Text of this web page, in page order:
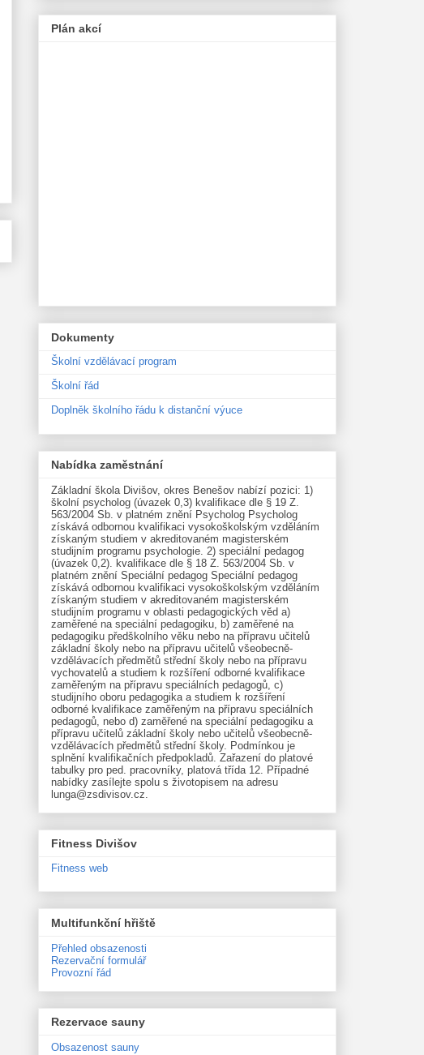
Plán akcí
Dokumenty
Školní vzdělávací program
Školní řád
Doplněk školního řádu k distanční výuce
Nabídka zaměstnání
Základní škola Divišov, okres Benešov nabízí pozici: 1)
školní psycholog (úvazek 0,3) kvalifikace dle § 19 Z.
563/2004 Sb. v platném znění Psycholog Psycholog
získává odbornou kvalifikaci vysokoškolským vzděláním
získaným studiem v akreditovaném magisterském
studijním programu psychologie. 2) speciální pedagog
(úvazek 0,2). kvalifikace dle § 18 Z. 563/2004 Sb. v
platném znění Speciální pedagog Speciální pedagog
získává odbornou kvalifikaci vysokoškolským vzděláním
získaným studiem v akreditovaném magisterském
studijním programu v oblasti pedagogických věd a)
zaměřené na speciální pedagogiku, b) zaměřené na
pedagogiku předškolního věku nebo na přípravu učitelů
základní školy nebo na přípravu učitelů všeobecně-
vzdělávacích předmětů střední školy nebo na přípravu
vychovatelů a studiem k rozšíření odborné kvalifikace
zaměřeným na přípravu speciálních pedagogů, c)
studijního oboru pedagogika a studiem k rozšíření
odborné kvalifikace zaměřeným na přípravu speciálních
pedagogů, nebo d) zaměřené na speciální pedagogiku a
přípravu učitelů základní školy nebo učitelů všeobecně-
vzdělávacích předmětů střední školy. Podmínkou je
splnění kvalifikačních předpokladů. Zařazení do platové
tabulky pro ped. pracovníky, platová třída 12. Případné
nabídky zasílejte spolu s životopisem na adresu
lunga@zsdivisov.cz.
Fitness Divišov
Fitness web
Multifunkční hřiště
Přehled obsazenosti
Rezervační formulář
Provozní řád
Rezervace sauny
Obsazenost sauny